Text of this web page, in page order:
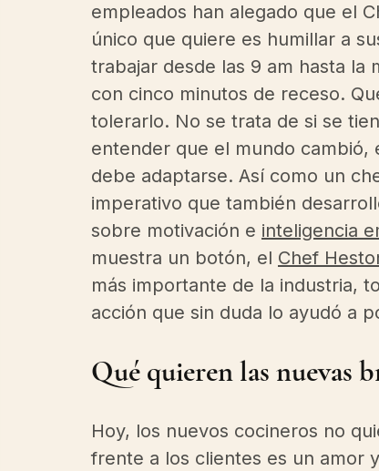
empleados han alegado que el
único que quiere es humillar a
trabajar desde las 9 am hasta la
con cinco minutos de receso.
tolerarlo. No se trata de si se
entender que el mundo cambió,
debe adaptarse. Así como un
imperativo que también
sobre motivación e inteligencia
muestra un botón, el Chef
más importante de la industria,
acción que sin duda lo ayudó a
Qué quieren las nuevas
Hoy, los nuevos cocineros no
frente a los clientes es un amor